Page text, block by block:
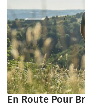
En Route Pour